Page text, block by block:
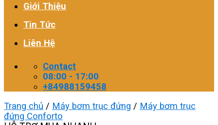
Giới Thiệu
Tin Tức
Liên Hệ
Contact
08:00 - 17:00
+84988159458
Trang chủ / Máy bơm trục đứng / Máy bơm trục
đứng Conforto